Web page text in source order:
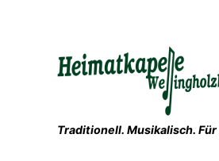
Traditionell. Musikalisch. Für